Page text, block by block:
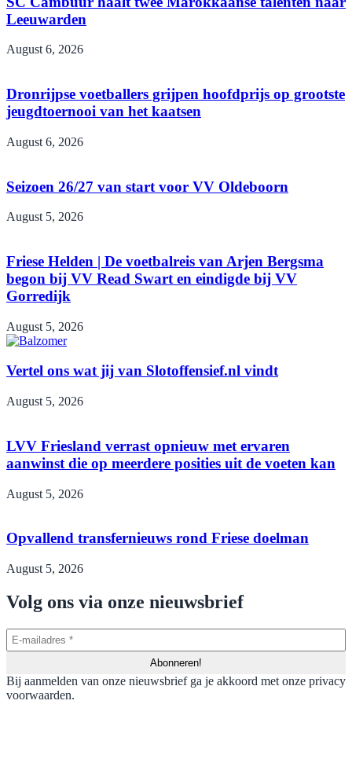
Leeuwarden
August 6, 2026
Dronrijpse voetballers grijpen hoofdprijs op grootste
jeugdtoernooi van het kaatsen
August 6, 2026
Seizoen 26/27 van start voor VV Oldeboorn
August 5, 2026
Friese Helden | De voetbalreis van Arjen Bergsma
begon bij VV Read Swart en eindigde bij VV
Gorredijk
August 5, 2026
Vertel ons wat jij van Slotoffensief.nl vindt
August 5, 2026
LVV Friesland verrast opnieuw met ervaren
aanwinst die op meerdere posities uit de voeten kan
August 5, 2026
Opvallend transfernieuws rond Friese doelman
August 5, 2026
Volg ons via onze nieuwsbrief
Bij aanmelden van onze nieuwsbrief ga je akkoord met onze privacy
voorwaarden.